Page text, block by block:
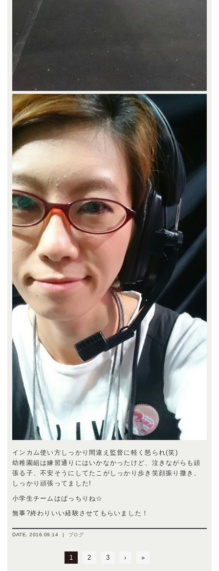
インカム使い方しっかり間違え監督に軽く怒られ(笑)
幼稚園組は練習通りにはいかなかったけど、泣きながらも頑
張る子、不安そうにしてたこがしっかり歩き笑顔振り撒き、
しっかり頑張ってました!
小学生チームはばっちりね☆
無事?終わりいい経験させてもらいました！
DATE.2016.09.14 | ブログ
1 2 3 › »